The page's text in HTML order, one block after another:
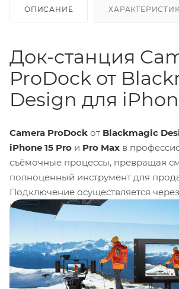
ОПИСАНИЕ
Док-станция
ProDock от
Design для
Camera ProDock от Blackmagic
iPhone 15 Pro и Pro Max в
съёмочные процессы, превращая
полноценный инструмент для
Подключение осуществляется
USB-C кабель, предоставляя
профессиональных интерфейсов:
таймкода
, трём
выходу для мониторинга и двум
для микрофона или наушников.
полностью поддерживает